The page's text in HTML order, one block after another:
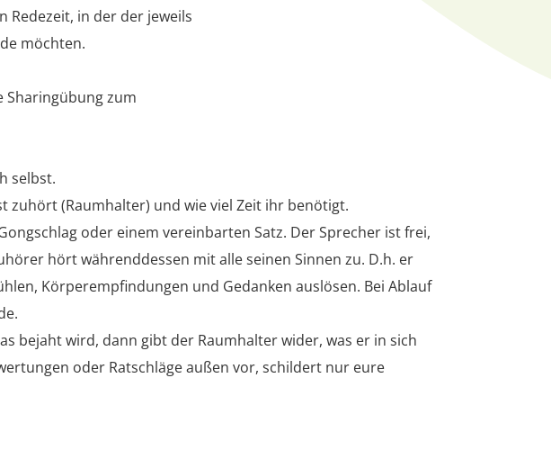
Redezeit, in der der jeweils
möchten.
Sharingübung zum
selbst.
zuhört (Raumhalter) und wie viel Zeit ihr benötigt.
oder einem vereinbarten Satz. Der Sprecher ist frei,
hört währenddessen mit alle seinen Sinnen zu. D.h. er
Körperempfindungen und Gedanken auslösen. Bei Ablauf
bejaht wird, dann gibt der Raumhalter wider, was er in sich
oder Ratschläge außen vor, schildert nur eure